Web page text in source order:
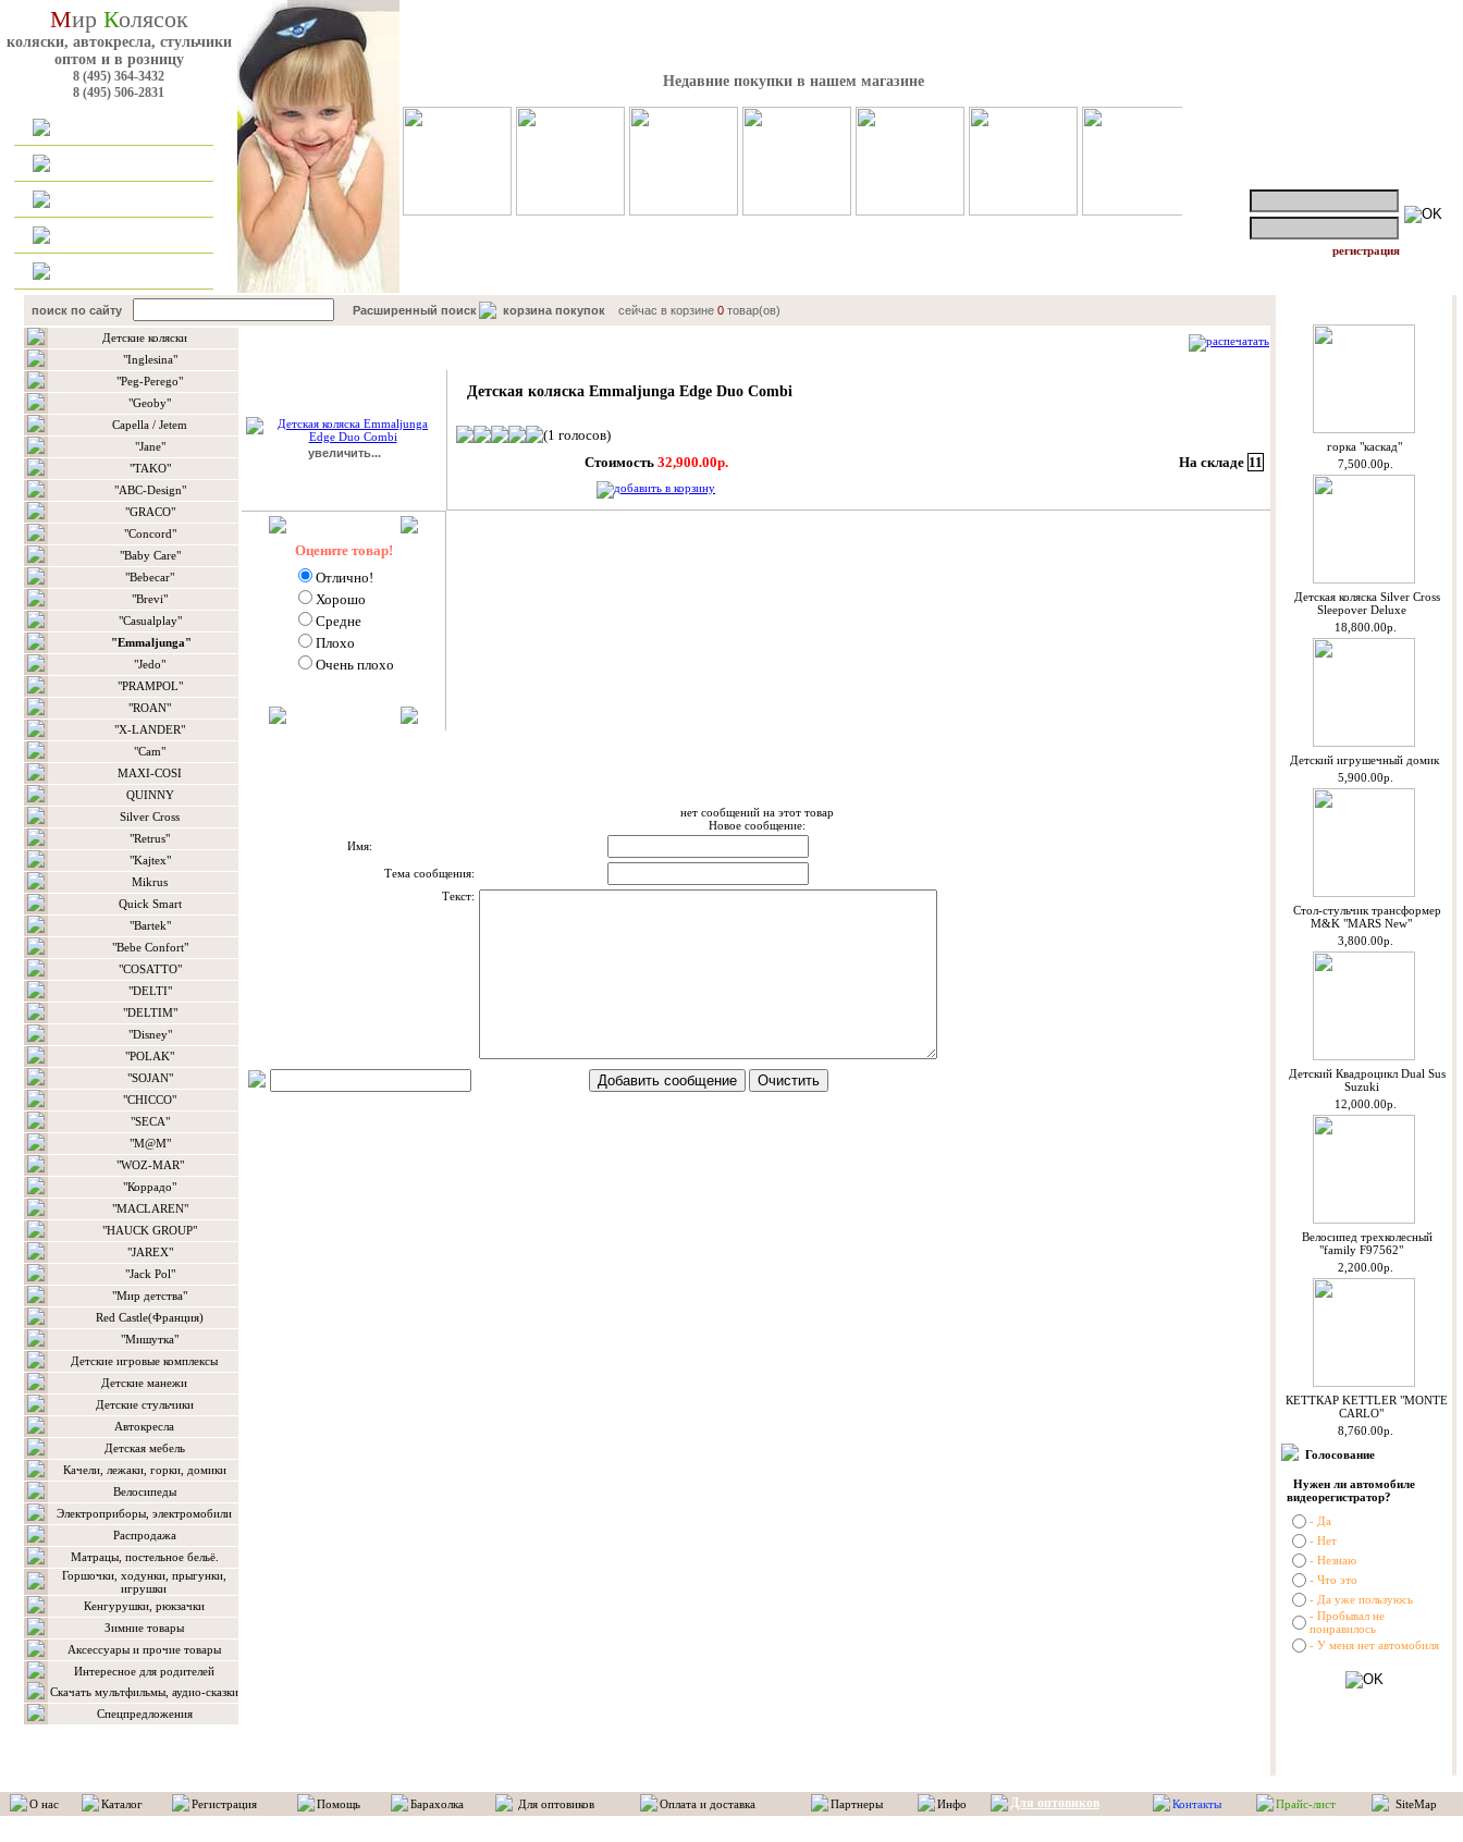
Мир Колясок
коляски, автокресла, стульчики
оптом и в розницу
8 (495) 364-3432
8 (495) 506-2831
Недавние покупки в нашем магазине
регистрация
поиск по сайту Расширенный поиск корзина покупоксейчас в корзине 0товар(ов)
Детские коляски
"Inglesina"
"Peg-Perego"
"Geoby"
Сapella / Jetem
"Jane"
"TAKO"
"ABC-Design"
"GRACO"
"Concord"
"Baby Care"
"Bebecar"
"Brevi"
"Casualplay"
"Emmaljunga"
"Jedo"
"PRAMPOL"
"ROAN"
"X-LANDER"
"Сam"
MAXI-COSI
QUINNY
Silver Cross
"Retrus"
"Kajtex"
Mikrus
Quick Smart
"Bartek"
"Bebe Confort"
"COSATTO"
"DELTI"
"DELTIM"
"Disney"
"POLAK"
"SOJAN"
"CHICCO"
"SECA"
"M@M"
"WOZ-MAR"
"Коррадо"
"MACLAREN"
"HAUCK GROUP"
"JAREX"
"Jack Pol"
"Мир детства"
Red Castle(Франция)
"Мишутка"
Детские игровые комплексы
Детские манежи
Детские стульчики
Автокресла
Детская мебель
Качели, лежаки, горки, домики
Велосипеды
Электроприборы, электромобили
Распродажа
Матрацы, постельное бельё.
Горшочки, ходунки, прыгунки,
игрушки
Кенгурушки, рюкзачки
Зимние товары
Аксессуары и прочие товары
Интересное для родителей
Скачать мультфильмы, аудио-сказки
Спецпредложения
увеличить...
Детская коляска Emmaljunga Edge Duo Combi
(1 голосов)
Стоимость 32,900.00р. На складе 11
Оцените товар!
Отлично!
Хорошо
Средне
Плохо
Очень плохо
нет сообщений на этот товар
Новое сообщение:
Имя:
Тема сообщения:
Текст:
горкa "каскад"
7,500.00р.
Детская коляска Silver Cross
Sleepover Deluxe
18,800.00р.
Детский игрушечный домик
5,900.00р.
Стол-стульчик трансформер
M&K "MARS New"
3,800.00р.
Детский Квадроцикл Dual Sus
Suzuki
12,000.00р.
Велосипед трехколесный
"family F97562"
2,200.00р.
КЕТТКАР KETTLER "MONTE
CARLO"
8,760.00р.
Голосование
Нужен ли автомобиле
видеорегистратор?
- Да
- Нет
- Незнаю
- Что это
- Да уже пользуюсь
- Пробывал не
понравилось
- У меня нет автомобиля
О нас Каталог Регистрация Помощь Барахолка Для оптовиков Оплата и доставка Партнеры Инфо Для оптовиков Контакты Прайс-лист SiteMap